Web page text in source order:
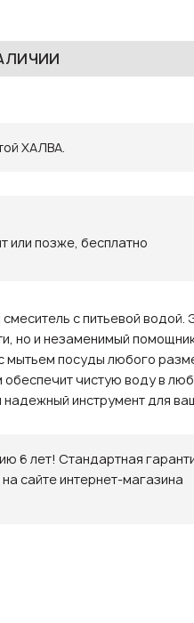
ХАЛВА.
или позже, бесплатно
с питьевой водой.
но и незаменимый
мытьем посуды любого
чистую воду в
инструмент для
6 лет! Стандартная
сайте интернет-магазина